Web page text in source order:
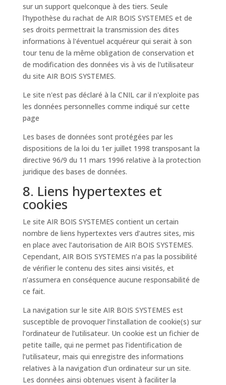
sur un support quelconque à des tiers. Seule
l'hypothèse du rachat de AIR BOIS SYSTEMES et de
ses droits permettrait la transmission des dites
informations à l'éventuel acquéreur qui serait à son
tour tenu de la même obligation de conservation et
de modification des données vis à vis de l'utilisateur
du site AIR BOIS SYSTEMES.
Le site n'est pas déclaré à la CNIL car il n'exploite pas
les données personnelles comme indiqué sur cette
page
Les bases de données sont protégées par les
dispositions de la loi du 1er juillet 1998 transposant la
directive 96/9 du 11 mars 1996 relative à la protection
juridique des bases de données.
8. Liens hypertextes et
cookies
Le site AIR BOIS SYSTEMES contient un certain
nombre de liens hypertextes vers d’autres sites, mis
en place avec l’autorisation de AIR BOIS SYSTEMES.
Cependant, AIR BOIS SYSTEMES n’a pas la possibilité
de vérifier le contenu des sites ainsi visités, et
n’assumera en conséquence aucune responsabilité de
ce fait.
La navigation sur le site AIR BOIS SYSTEMES est
susceptible de provoquer l’installation de cookie(s) sur
l’ordinateur de l’utilisateur. Un cookie est un fichier de
petite taille, qui ne permet pas l’identification de
l’utilisateur, mais qui enregistre des informations
relatives à la navigation d’un ordinateur sur un site.
Les données ainsi obtenues visent à faciliter la